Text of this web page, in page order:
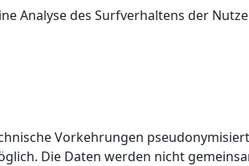
Analyse des Surfverhaltens der
Vorkehrungen
Die Daten werden nicht